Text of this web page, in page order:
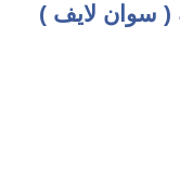
( سوان لايف )